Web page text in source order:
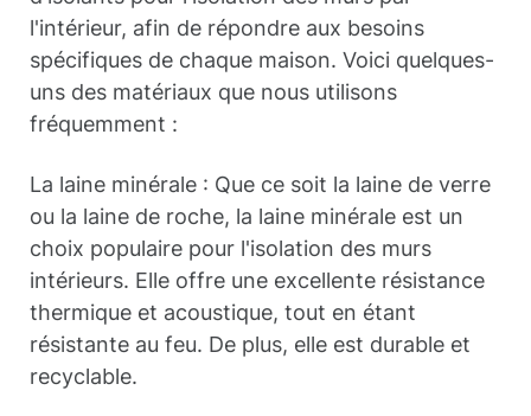
l'intérieur, afin de répondre aux besoins
spécifiques de chaque maison. Voici quelques-
uns des matériaux que nous utilisons
fréquemment :
La laine minérale : Que ce soit la laine de verre
ou la laine de roche, la laine minérale est un
choix populaire pour l'isolation des murs
intérieurs. Elle offre une excellente résistance
thermique et acoustique, tout en étant
résistante au feu. De plus, elle est durable et
recyclable.